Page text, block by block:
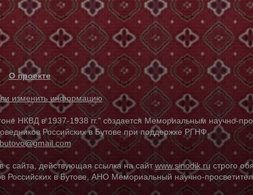
О проекте
изменить информацию
в 1937-1938 гг." создается Мемориальным научно-
Российских в Бутове при поддержке РГНФ.
с сайта, действующая ссылка на сайтwww.sinodik.ru строго
в Бутове, АНО Мемориальный научно-